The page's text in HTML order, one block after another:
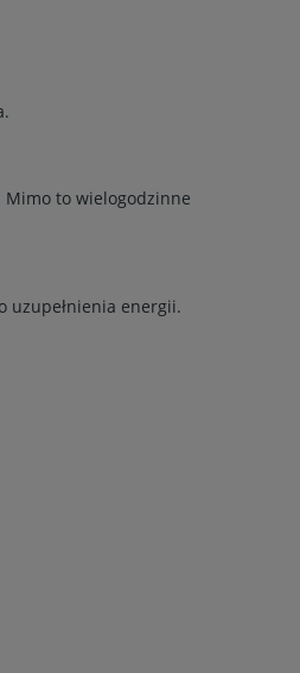
Mimo to wielogodzinne
uzupełnienia energii.